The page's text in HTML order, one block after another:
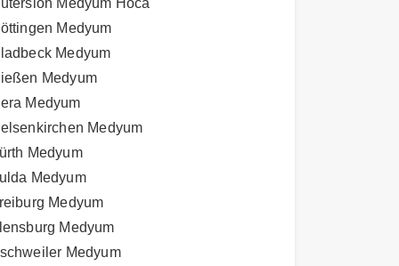
Medyum Hoca
Medyum
Medyum
Medyum
Medyum
Medyum
Medyum
Medyum
Medyum
Medyum
Medyum